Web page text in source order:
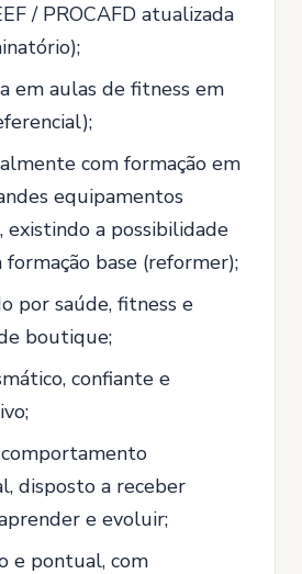
/ PROCAFD atualizada
em aulas de fitness em
com formação em
equipamentos
existindo a possibilidade
base (reformer);
por saúde, fitness e
boutique;
confiante e
disposto a receber
e evoluir;
e pontual, com